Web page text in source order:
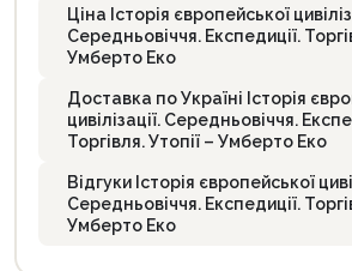
Ціна Історія європейської
Середньовіччя. Експедиції.
Умберто Еко
Доставка по Україні Історія
цивілізації. Середньовіччя.
Торгівля. Утопії – Умберто Еко
Відгуки Історія європейської
Середньовіччя. Експедиції.
Умберто Еко